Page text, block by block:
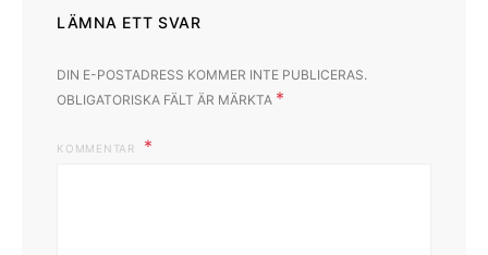
LÄMNA ETT SVAR
DIN E-POSTADRESS KOMMER INTE PUBLICERAS.
OBLIGATORISKA FÄLT ÄR MÄRKTA *
KOMMENTAR